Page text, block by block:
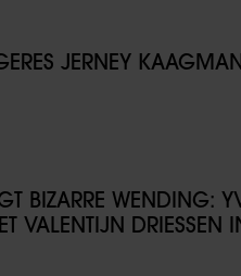
JERNEY
BIZARRE WENDING:
VALENTIJN DRIESSEN